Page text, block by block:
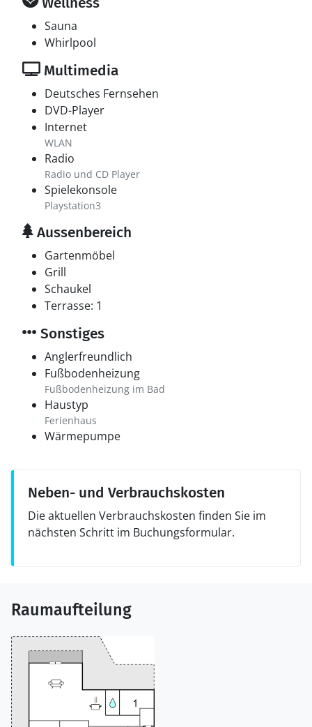
Sauna
Whirlpool
Multimedia
Deutsches Fernsehen
DVD-Player
Internet
WLAN
Radio
Radio und CD Player
Spielekonsole
Playstation3
Aussenbereich
Gartenmöbel
Grill
Schaukel
Terrasse: 1
Sonstiges
Anglerfreundlich
Fußbodenheizung
Fußbodenheizung im Bad
Haustyp
Ferienhaus
Wärmepumpe
Neben- und Verbrauchskosten
Die aktuellen Verbrauchskosten finden Sie im
nächsten Schritt im Buchungsformular.
Raumaufteilung